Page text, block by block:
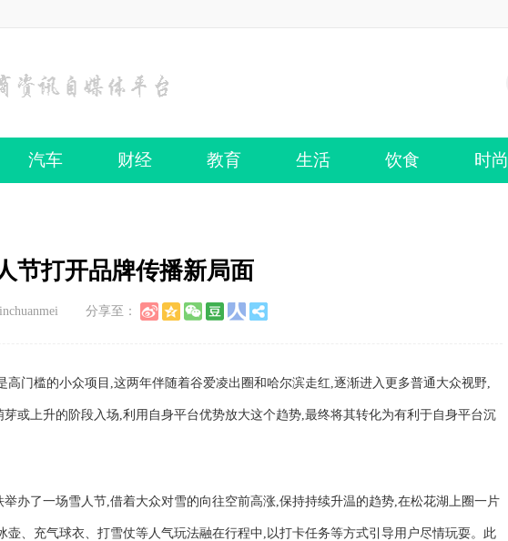
汽车 财经 教育 生活 饮食 时尚
节打开品牌传播新局面
分享至：
门槛的小众项目,这两年伴随着谷爱凌出圈和哈尔滨走红,逐渐进入更多普通大众视野,
或上升的阶段入场,利用自身平台优势放大这个趋势,最终将其转化为有利于自身平台沉
办了一场雪人节,借着大众对雪的向往空前高涨,保持持续升温的趋势,在松花湖上圈一片
壶、充气球衣、打雪仗等人气玩法融在行程中,以打卡任务等方式引导用户尽情玩耍。此